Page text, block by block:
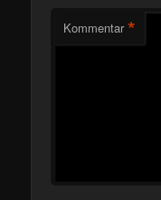
Kommentar *